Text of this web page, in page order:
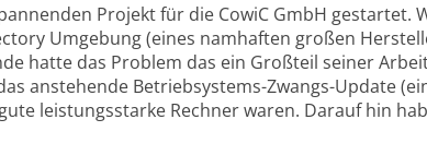
Projekt für die CowiC GmbH
Umgebung (eines namhaften großen
hatte das Problem das ein Großteil seiner
anstehende Betriebsystems-Zwangs-Update
leistungsstarke Rechner waren. Darauf hin